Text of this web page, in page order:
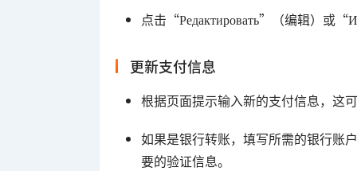
点击“Редактировать”（编辑）或
更新支付信息
根据页面提示输入新的支付信息，这
如果是银行转账，填写所需的银行账
要的验证信息。